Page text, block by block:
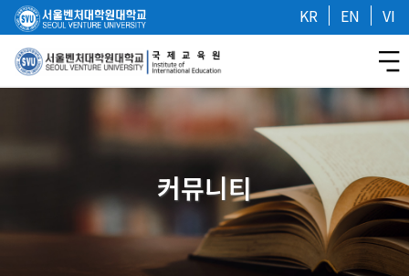
KR EN VI
커뮤니티